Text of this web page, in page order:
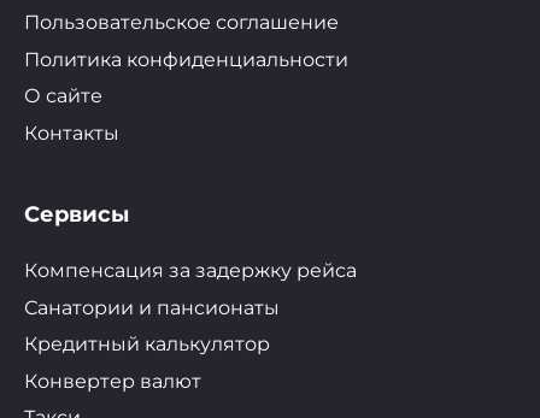
Пользовательское соглашение
Политика конфиденциальности
О сайте
Контакты
Сервисы
Компенсация за задержку рейса
Санатории и пансионаты
Кредитный калькулятор
Конвертер валют